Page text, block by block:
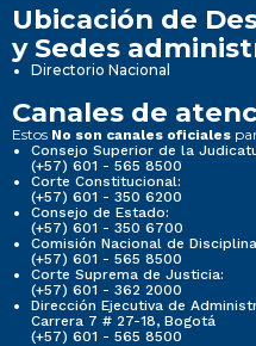
Ubicación de
y Sedes
Directorio Nacional
Canales de
Estos No son canales oficiales
Consejo Superior de la
(+57) 601 - 565 8500
Corte Constitucional:
(+57) 601 - 350 6200
Consejo de Estado:
(+57) 601 - 350 6700
Comisión Nacional de
(+57) 601 - 565 8500
Corte Suprema de Justicia:
(+57) 601 - 362 2000
Dirección Ejecutiva de
Carrera 7 # 27-18, Bogotá
(+57) 601 - 565 8500